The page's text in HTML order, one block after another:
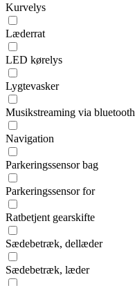
Kurvelys
Læderrat
LED kørelys
Lygtevasker
Musikstreaming via bluetooth
Navigation
Parkeringssensor bag
Parkeringssensor for
Ratbetjent gearskifte
Sædebetræk, dellæder
Sædebetræk, læder